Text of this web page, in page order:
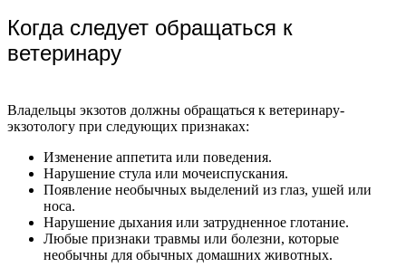
Когда следует обращаться к
ветеринару
Владельцы экзотов должны обращаться к ветеринару-
экзотологу при следующих признаках:
Изменение аппетита или поведения.
Нарушение стула или мочеиспускания.
Появление необычных выделений из глаз, ушей или
носа.
Нарушение дыхания или затрудненное глотание.
Любые признаки травмы или болезни, которые
необычны для обычных домашних животных.